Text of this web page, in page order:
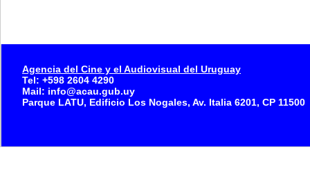
Agencia del Cine y el Audiovisual del Uruguay
Tel: +598 2604 4290
Mail: info@acau.gub.uy
Parque LATU, Edificio Los Nogales, Av. Italia 6201, CP 11500